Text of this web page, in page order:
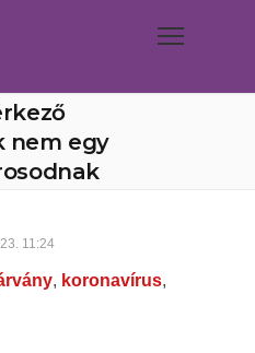
nem egy
11:24
, koronavírus,